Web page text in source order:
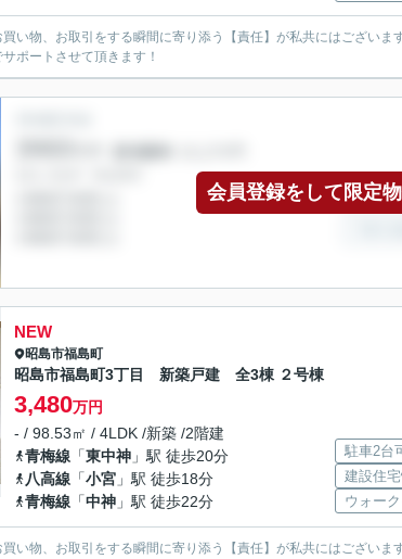
い物、お取引をする瞬間に寄り添う【責任】が私共にはございま
ポートさせて頂きます！
会員登録をして限定
NEW
昭島市福島町
昭島市福島町3丁目 新築戸建 全3棟 ２号棟
3,480万円
- / 98.53㎡ / 4LDK /新築 /2階建
青梅線 「東中神 」駅 徒歩20分
八高線 「小宮 」駅 徒歩18分
青梅線 「中神 」駅 徒歩22分
駐車2台
建設住
ウォー
い物、お取引をする瞬間に寄り添う【責任】が私共にはございま